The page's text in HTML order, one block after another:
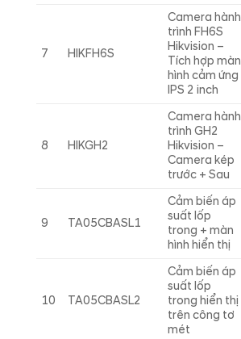
7 HIKFH6S
Camera hành
trình FH6S
Hikvision –
Tích hợp màn
hình cảm ứng
IPS 2 inch
8 HIKGH2
Camera hành
trình GH2
Hikvision –
Camera kép
trước + Sau
9 TA05CBASL1
Cảm biến áp
suất lốp
trong + màn
hình hiển thị
10 TA05CBASL2
Cảm biến áp
suất lốp
trong hiển thị
trên công tơ
mét